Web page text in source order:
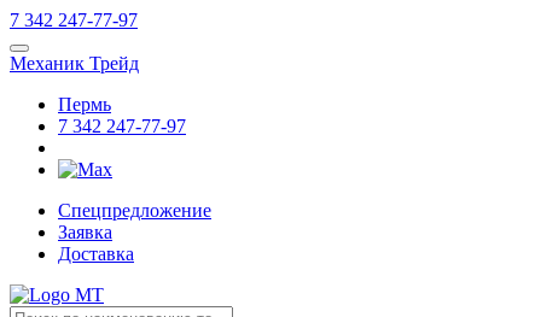
7 342 247-77-97
Механик Трейд
Пермь
7 342 247-77-97
Спецпредложение
Заявка
Доставка